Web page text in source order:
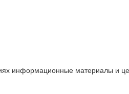
информационные материалы и